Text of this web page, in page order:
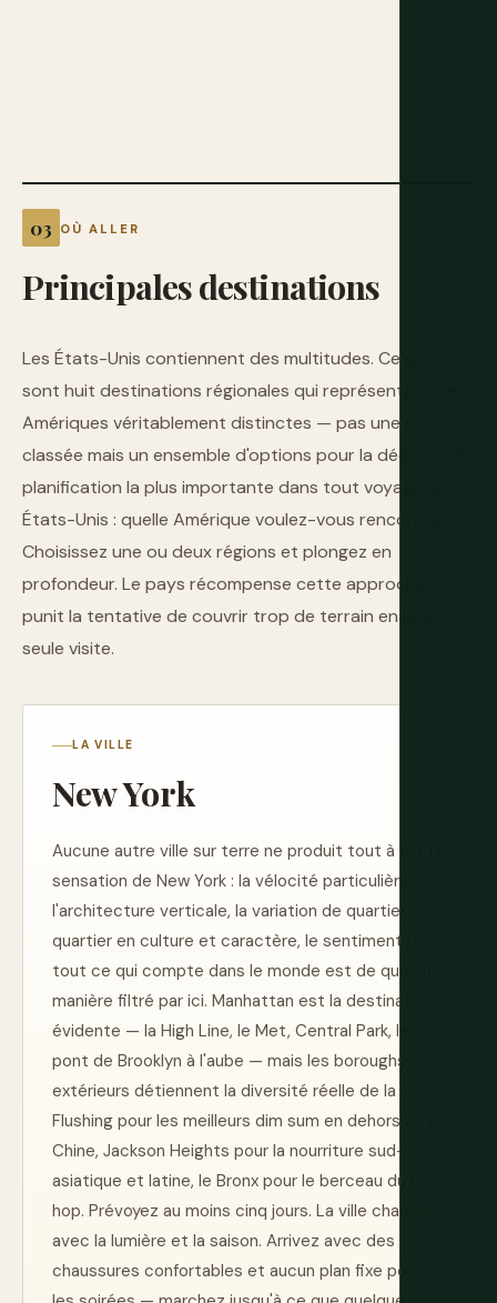
OÙ ALLER
Principalesdestinations
Les États-Unis contiennent des multitudes. Ce qui suit
sont huit destinations régionales qui représentent des
Amériques véritablement distinctes — pas une liste
classée mais un ensemble d'options pour la décision de
planification la plus importante dans tout voyage aux
États-Unis : quelle Amérique voulez-vous rencontrer ?
Choisissez une ou deux régions et plongez en
profondeur. Le pays récompense cette approche et
punit la tentative de couvrir trop de terrain en une
seule visite.
LA VILLE
New York
Aucune autre ville sur terre ne produit tout à fait la
sensation de New York : la vélocité particulière,
l'architecture verticale, la variation de quartier en
quartier en culture et caractère, le sentiment que
tout ce qui compte dans le monde est de quelque
manière filtré par ici. Manhattan est la destination
évidente — la High Line, le Met, Central Park, le
pont de Brooklyn à l'aube — mais les boroughs
extérieurs détiennent la diversité réelle de la ville :
Flushing pour les meilleurs dim sum en dehors de la
Chine, Jackson Heights pour la nourriture sud-
asiatique et latine, le Bronx pour le berceau du hip-
hop. Prévoyez au moins cinq jours. La ville change
avec la lumière et la saison. Arrivez avec des
chaussures confortables et aucun plan fixe pour